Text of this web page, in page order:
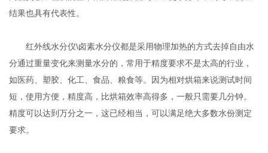
结果也具有代表性。
红外线水分仪\卤素水分仪都是采用物理加热的方式去掉自由水
分通过重量变化来测量水分的，常用于精度要求不是太高的行业，
如医药、塑胶、化工、食品、粮食等。因为相对烘箱来说测试时间
短，使用方便，精度高，比烘箱效率高得多，一般只需要几分钟。
精度可以达到万分之一，这已经相当，可以满足绝大多数水份测定
要求。